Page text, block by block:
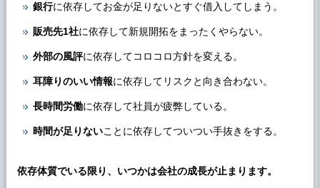
銀行に依存してお金が足りないとすぐ借入してしまう。
販売先1社に依存して新規開拓をまったくやらない。
外部の風評に依存してコロコロ方針を変える。
耳障りのいい情報に依存してリスクと向き合わない。
長時間労働に依存して社員が疲弊している。
時間が足りないことに依存してついつい手抜きをする。
依存体質でいる限り、いつかは会社の成長が止まります。